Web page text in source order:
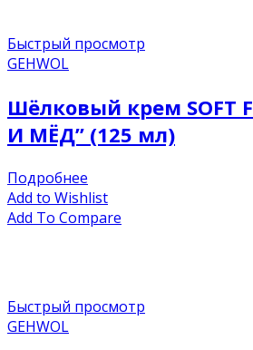
Быстрый просмотр
GEHWOL
Шёлковый крем SOFT
И МЁД” (125 мл)
Подробнее
Add to Wishlist
Add To Compare
Быстрый просмотр
GEHWOL